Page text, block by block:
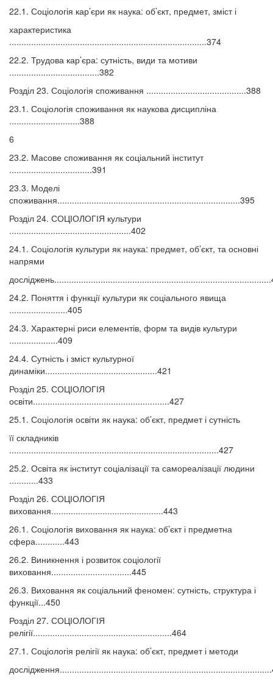
22.1. Соціологія кар’єри як наука: об’єкт, предмет, зміст і
характеристика
.................................................................................374
22.2. Трудова кар’єра: сутність, види та мотиви
.....................................382
Розділ 23. Соціологія споживання .........................................388
23.1. Соціологія споживання як наукова дисципліна
.............................388
6
23.2. Масове споживання як соціальний інститут
..................................391
23.3. Моделі
споживання...........................................................................395
Розділ 24. СОЦІОЛОГІЯ культури
..................................................402
24.1. Соціологія культури як наука: предмет, об’єкт, та основні
напрями
24.2. Поняття і функції культури як соціального явища
........................405
24.3. Характерні риси елементів, форм та видів культури
....................409
24.4. Сутність і зміст культурної
динаміки..............................................421
Розділ 25. СОЦІОЛОГІЯ
освіти........................................................427
25.1. Соціологія освіти як наука: об’єкт, предмет і сутність
її складників
......................................................................................427
25.2. Освіта як інститут соціалізації та самореалізації людини
............433
Розділ 26. СОЦІОЛОГІЯ
виховання..............................................443
26.1. Соціологія виховання як наука: об’єкт і предметна
сфера............443
26.2. Виникнення і розвиток соціології
виховання.................................445
26.3. Виховання як соціальний феномен: сутність, структура і
функції...450
Розділ 27. СОЦІОЛОГІЯ
релігії.........................................................464
27.1. Соціологія релігії як наука: об’єкт, предмет і методи